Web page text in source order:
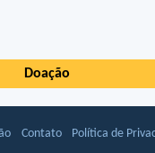
Doação
Contato Política de